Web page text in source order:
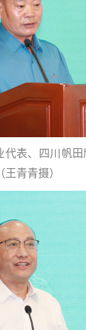
代表、四川帆
青青摄）